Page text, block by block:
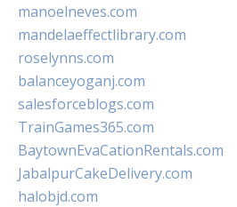
manoelneves.com
mandelaeffectlibrary.com
roselynns.com
balanceyoganj.com
salesforceblogs.com
TrainGames365.com
BaytownEvaCationRentals.com
JabalpurCakeDelivery.com
halobjd.com